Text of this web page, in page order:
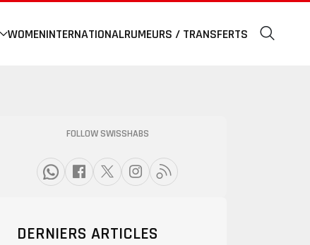
WOMENINTERNATIONALRUMEURS / TRANSFERTS
FOLLOW SWISSHABS
DERNIERS ARTICLES